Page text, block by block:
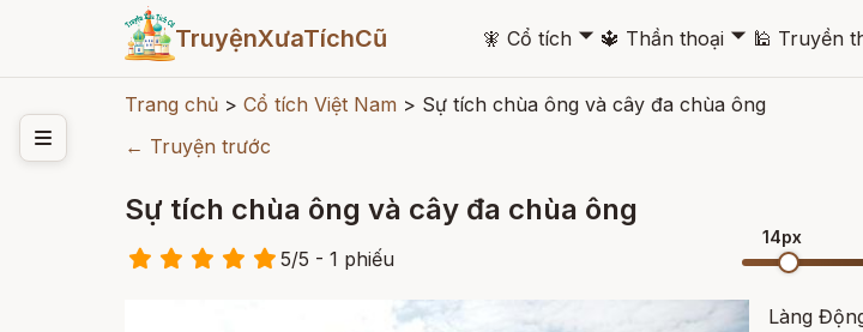
TruyệnXưaTíchCũ 🧚 Cổ tích 🞃 🔱 Thần thoại 🞃 🕌 Truyền
Trang chủ > Cổ tích Việt Nam > Sự tích chùa ông và cây đa chùa ông
← Truyện trước
Sự tích chùa ông và cây đa chùa ông
5/5 - 1 phiếu
14px
Làng